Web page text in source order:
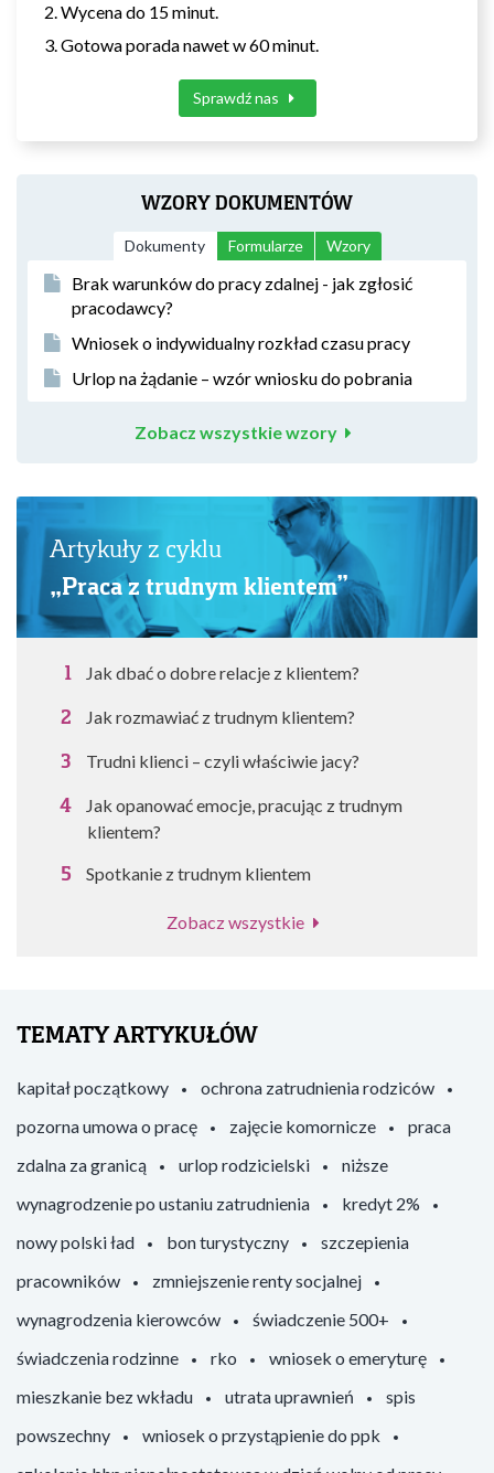
Wycena do 15 minut.
Gotowa porada nawet w 60 minut.
Sprawdź nas
WZORY DOKUMENTÓW
Dokumenty Formularze Wzory
Brak warunków do pracy zdalnej - jak zgłosić
pracodawcy?
Wniosek o indywidualny rozkład czasu pracy
Urlop na żądanie – wzór wniosku do pobrania
Zobacz wszystkie wzory
Artykuły z cyklu
„Praca z trudnym klientem”
Jak dbać o dobre relacje z klientem?
Jak rozmawiać z trudnym klientem?
Trudni klienci – czyli właściwie jacy?
Jak opanować emocje, pracując z trudnym
klientem?
Spotkanie z trudnym klientem
Zobacz wszystkie
TEMATY ARTYKUŁÓW
kapitał początkowy
ochrona zatrudnienia rodziców
pozorna umowa o pracę
zajęcie komornicze
praca
zdalna za granicą
urlop rodzicielski
niższe
wynagrodzenie po ustaniu zatrudnienia
kredyt 2%
nowy polski ład
bon turystyczny
szczepienia
pracowników
zmniejszenie renty socjalnej
wynagrodzenia kierowców
świadczenie 500+
świadczenia rodzinne
rko
wniosek o emeryturę
mieszkanie bez wkładu
utrata uprawnień
spis
powszechny
wniosek o przystąpienie do ppk